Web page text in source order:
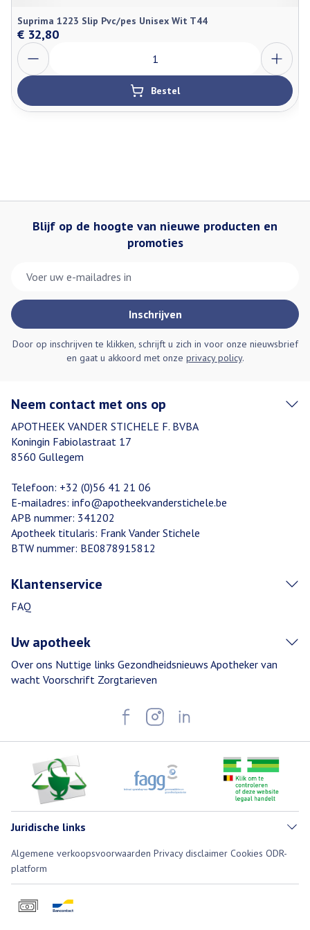
Suprima 1223 Slip Pvc/pes Unisex Wit T44
€ 32,80
Aantal
Bestel
Blijf op de hoogte van nieuwe producten en
promoties
Inschrijven
Door op inschrijven te klikken, schrijft u zich in voor onze nieuwsbrief
en gaat u akkoord met onze privacy policy.
Neem contact met ons op
APOTHEEK VANDER STICHELE F. BVBA
Koningin Fabiolastraat 17
8560 Gullegem
Telefoon: +32 (0)56 41 21 06
E-mailadres: info@apotheekvanderstichele.be
APB nummer: 341202
Apotheek titularis: Frank Vander Stichele
BTW nummer: BE0878915812
Klantenservice
FAQ
Uw apotheek
Over ons Nuttige links Gezondheidsnieuws Apotheker van
wacht Voorschrift Zorgtarieven
Juridische links
Algemene verkoopsvoorwaarden Privacy disclaimer Cookies ODR-
platform